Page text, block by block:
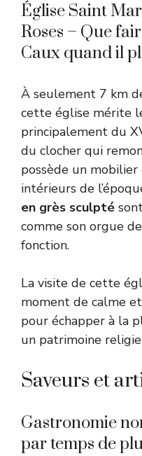
Église Saint
Roses – Que
Caux quand il
À seulement 7 km
cette église mérite
principalement du
du clocher qui
possède un
intérieurs de
en grès sculpté
comme son orgue
fonction.
La visite de cette
moment de calme
pour échapper à la
un patrimoine
Saveurs et
Gastronomie
par temps de